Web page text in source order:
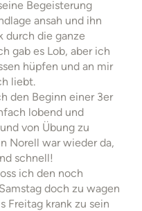
Begeisterung
ansah und ihn
durch die ganze
gab es Lob, aber ich
hüpfen und an mir
liebt.
den Beginn einer 3er
lobend und
von Übung zu
Norell war wieder da,
schnell!
ich den noch
doch zu wagen
Freitag krank zu sein